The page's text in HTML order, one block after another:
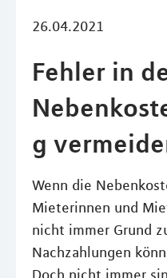
26.04.2021
Fehler in
g
Wenn die
Mieterinnen und
nicht immer Grund
Nachzahlungen